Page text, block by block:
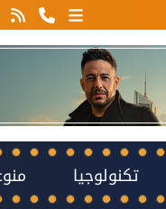
تكنولوجيا